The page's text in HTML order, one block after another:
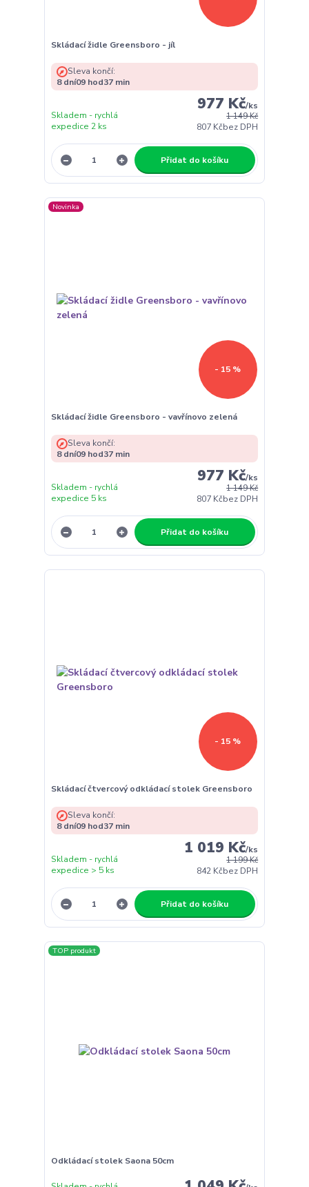
Skládací židle Greensboro - jíl
1 149 Kč
977 Kč/ks
807 Kčbez DPH
Skladem - rychlá
expedice 2 ks
Sleva končí:
8 dní09 hod37 min
Přidat do košíku
Novinka
- 15 %
Skládací židle Greensboro - vavřínovo zelená
1 149 Kč
977 Kč/ks
807 Kčbez DPH
Skladem - rychlá
expedice 5 ks
Sleva končí:
8 dní09 hod37 min
Přidat do košíku
- 15 %
Skládací čtvercový odkládací stolek Greensboro
1 199 Kč
1 019 Kč/ks
842 Kčbez DPH
Skladem - rychlá
expedice > 5 ks
Sleva končí:
8 dní09 hod37 min
Přidat do košíku
TOP produkt
Odkládací stolek Saona 50cm